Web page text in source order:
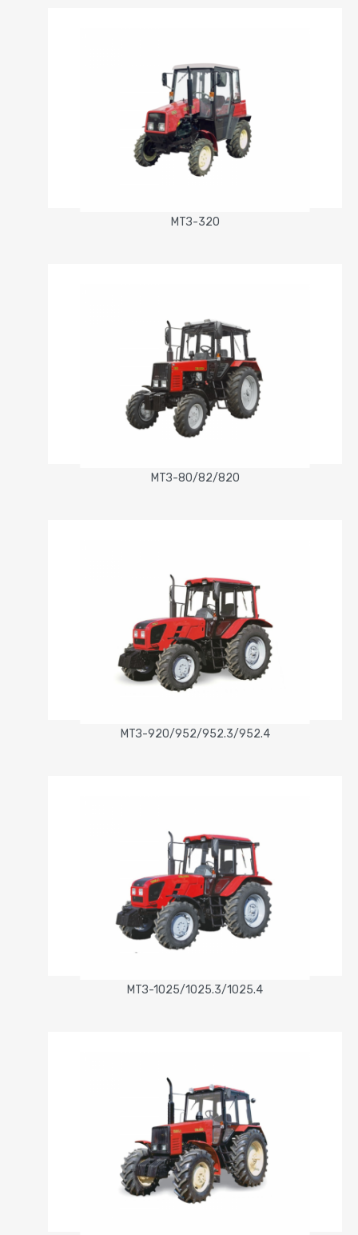
МТЗ-320
МТЗ-80/82/820
МТЗ-920/952/952.3/952.4
МТЗ-1025/1025.3/1025.4